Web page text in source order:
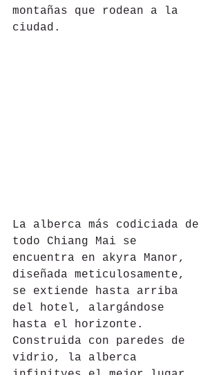
montañas que rodean a la
ciudad.
La alberca más codiciada de
todo Chiang Mai se
encuentra en akyra Manor,
diseñada meticulosamente,
se extiende hasta arriba
del hotel, alargándose
hasta el horizonte.
Construida con paredes de
vidrio, la alberca